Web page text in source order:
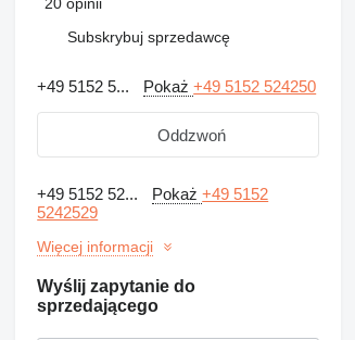
Subskrybuj sprzedawcę
+49 5152 5... Pokaż+49 5152 524250
Oddzwoń
+49 5152 52... Pokaż+49 5152
5242529
Więcej informacji
Wyślij zapytanie do
sprzedającego